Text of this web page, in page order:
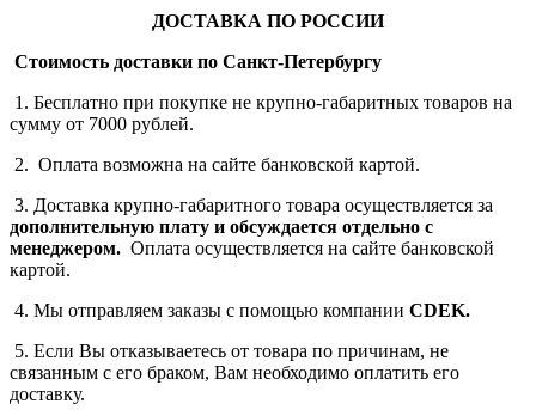
ДОСТАВКА ПО РОССИИ
Стоимость доставки по Санкт-Петербургу
1. Бесплатно при покупке не крупно-габаритных товаров на
сумму от 7000 рублей.
2. Оплата возможна на сайте банковской картой.
3. Доставка крупно-габаритного товара осуществляется за
дополнительную плату и обсуждается отдельно с
менеджером. Оплата осуществляется на сайте банковской
картой.
4. Мы отправляем заказы с помощью компании СDEK.
5. Если Вы отказываетесь от товара по причинам, не
связанным с его браком, Вам необходимо оплатить его
доставку.